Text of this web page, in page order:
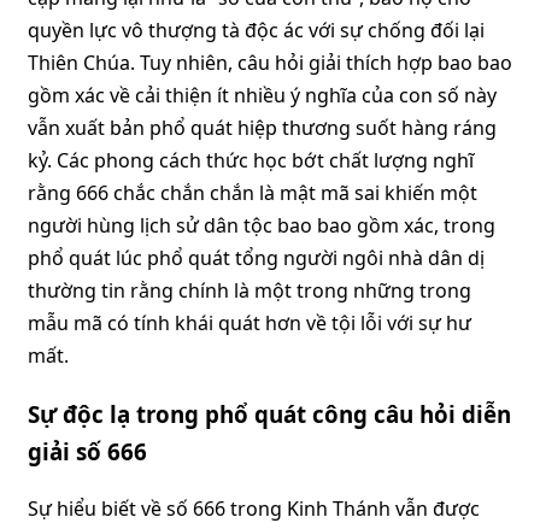
quyền lực vô thượng tà độc ác với sự chống đối lại
Thiên Chúa. Tuy nhiên, câu hỏi giải thích hợp bao bao
gồm xác về cải thiện ít nhiều ý nghĩa của con số này
vẫn xuất bản phổ quát hiệp thương suốt hàng ráng
kỷ. Các phong cách thức học bớt chất lượng nghĩ
rằng 666 chắc chắn chắn là mật mã sai khiến một
người hùng lịch sử dân tộc bao bao gồm xác, trong
phổ quát lúc phổ quát tổng người ngôi nhà dân dị
thường tin rằng chính là một trong những trong
mẫu mã có tính khái quát hơn về tội lỗi với sự hư
mất.
Sự độc lạ trong phổ quát công câu hỏi diễn
giải số 666
Sự hiểu biết về số 666 trong Kinh Thánh vẫn được